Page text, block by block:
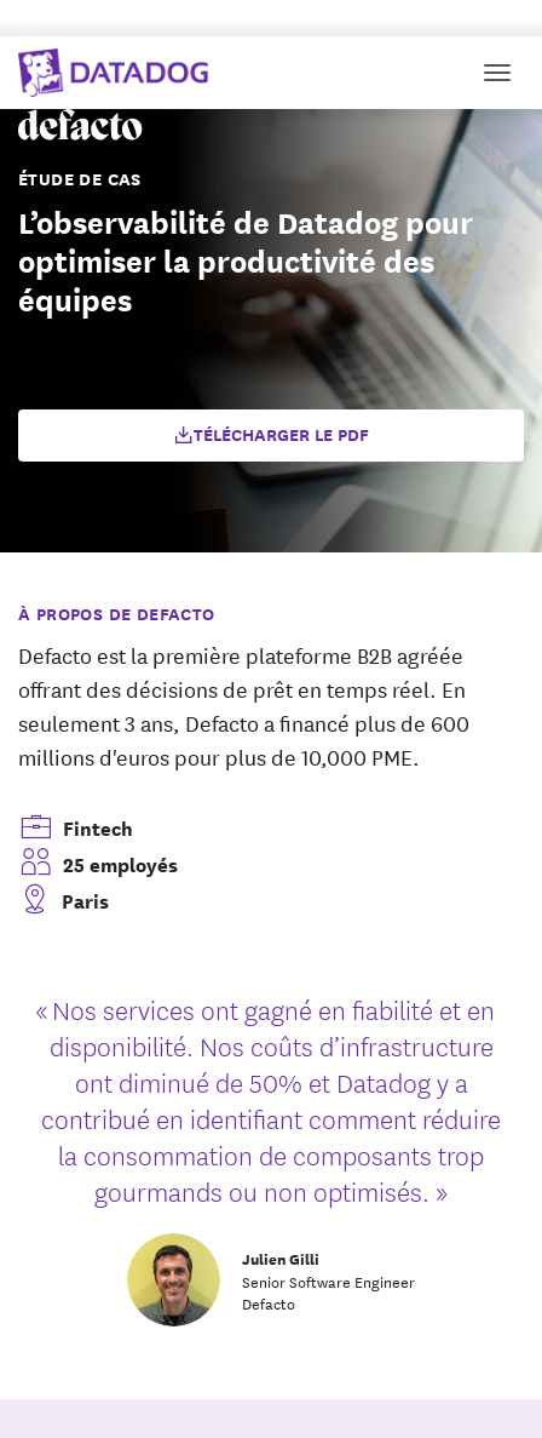
ÉTUDE DE CAS
L’observabilité de Datadog pour
optimiser la productivité des
équipes
TÉLÉCHARGER LE PDF
Fintech
25 employés
Paris
À PROPOS DE DEFACTO
Defacto est la première plateforme B2B agréée
offrant des décisions de prêt en temps réel. En
seulement 3 ans, Defacto a financé plus de 600
millions d'euros pour plus de 10,000 PME.
« Nos services ont gagné en fiabilité et en
disponibilité. Nos coûts d’infrastructure
ont diminué de 50% et Datadog y a
contribué en identifiant comment réduire
la consommation de composants trop
gourmands ou non optimisés. »
Julien Gilli
Senior Software Engineer
Defacto